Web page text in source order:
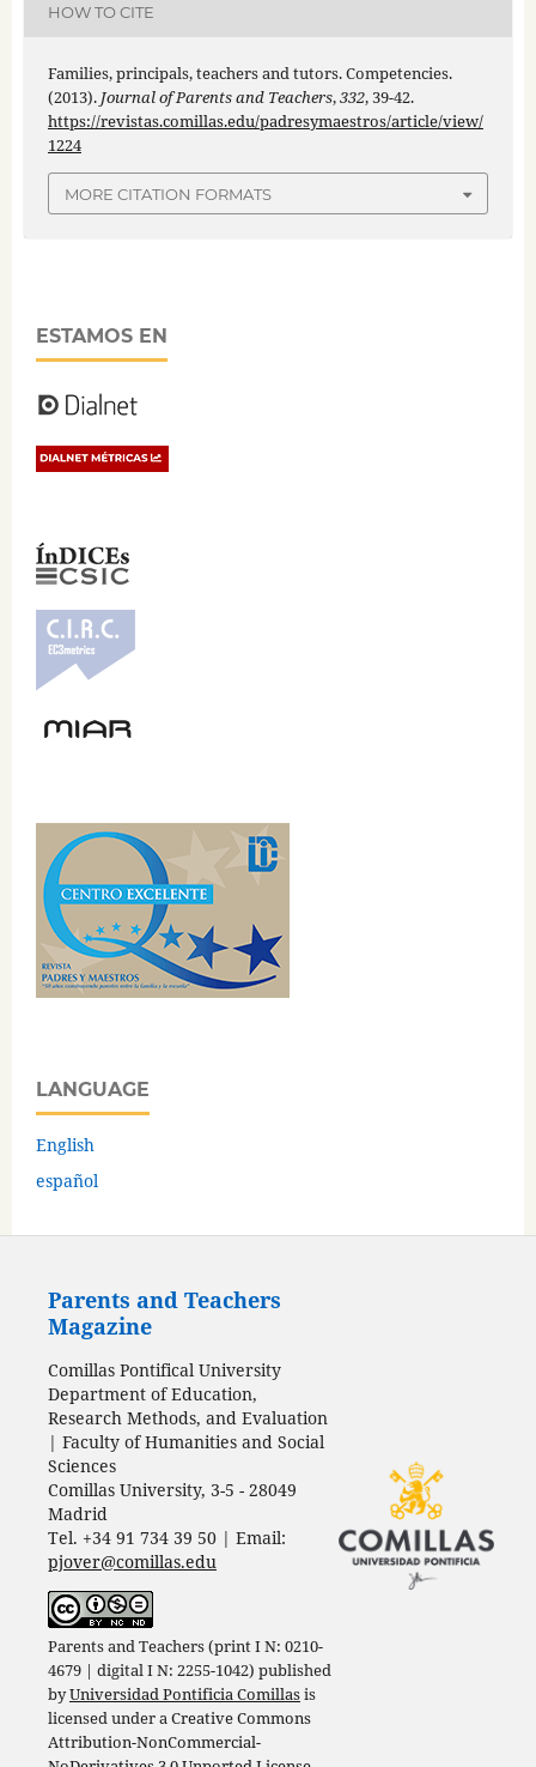
HOW TO CITE
Families, principals, teachers and tutors. Competencies.
(2013). Journal of Parents and Teachers,332, 39-42.
https://revistas.comillas.edu/padresymaestros/article/view/
1224
MORE CITATION FORMATS
ESTAMOS EN
LANGUAGE
English
español
Parents and Teachers
Magazine
Comillas Pontifical University
Department of Education,
Research Methods, and Evaluation
| Faculty of Humanities and Social
Sciences
Comillas University, 3-5 - 28049
Madrid
Tel. +34 91 734 39 50 | Email:
pjover@comillas.edu
Parents and Teachers (print I N: 0210-
4679 | digital I N: 2255-1042) published
byUniversidad Pontificia Comillasis
licensed under aCreative Commons
Attribution-NonCommercial-